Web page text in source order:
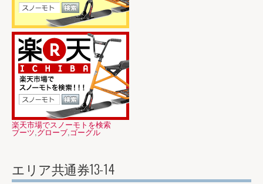
楽天市場でスノーモトを検索
ブーツ,グローブ,ゴーグル
エリア共通券13-14